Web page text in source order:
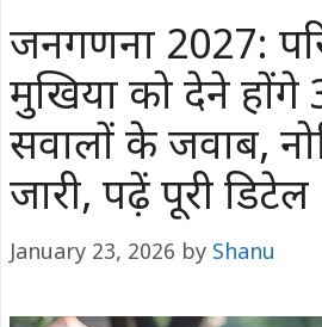
जनगणना 2027:
मुखिया को देने
सवालों के जवाब,
जारी, पढ़ें पूरी डिटेल
January 23, 2026 by Shanu